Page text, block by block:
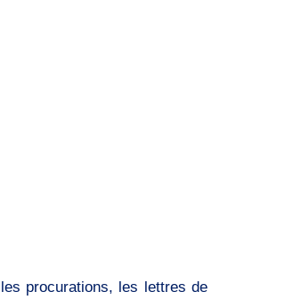
procurations, les lettres de